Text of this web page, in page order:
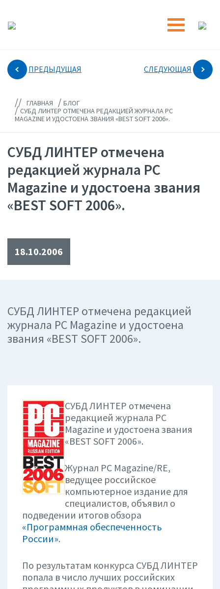
ПРЕДЫДУЩАЯ СЛЕДУЮЩАЯ
// ГЛАВНАЯ / БЛОГ
/СУБД ЛИНТЕР ОТМЕЧЕНА РЕДАКЦИЕЙ ЖУРНАЛА PC
MAGAZINE И УДОСТОЕНА ЗВАНИЯ «BEST SOFT 2006».
СУБД ЛИНТЕР отмечена
редакцией журнала PC
Magazine и удостоена звания
«BEST SOFT 2006».
18.10.2006
СУБД ЛИНТЕР отмечена редакцией
журнала PC Magazine и удостоена
звания «BEST SOFT 2006».
СУБД ЛИНТЕР отмечена
редакцией журнала PC
Magazine и удостоена звания
«BEST SOFT 2006».
Журнал PC Magazine/RE,
ведущее российское
компьютерное издание для
специалистов, объявил о
подведении итогов обзора
«Программная обеспеченность
России».
По результатам конкурса СУБД ЛИНТЕР
попала в число лучших российских